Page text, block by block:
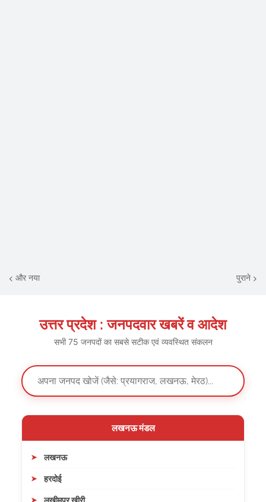
और नया पुराने
उत्तर प्रदेश : जनपदवार खबरें व आदेश
सभी 75 जनपदों का सबसे सटीक एवं व्यवस्थित संकलन
लखनऊ मंडल
लखनऊ
हरदोई
लखीमपुर खीरी